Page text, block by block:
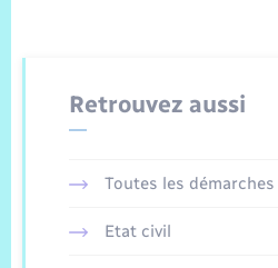
Retrouvez aussi
Toutes les
Etat civil